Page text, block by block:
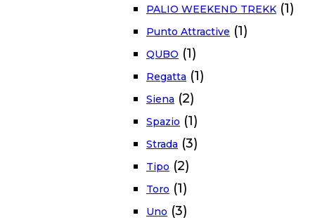
PALIO WEEKEND TREKK (1)
Punto Attractive (1)
QUBO (1)
Regatta (1)
Siena (2)
Spazio (1)
Strada (3)
Tipo (2)
Toro (1)
Uno (3)